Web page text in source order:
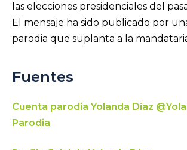
las elecciones presidenciales del
El mensaje ha sido publicado por
parodia que suplanta a la
Fuentes
Cuenta parodia Yolanda Díaz
Parodia